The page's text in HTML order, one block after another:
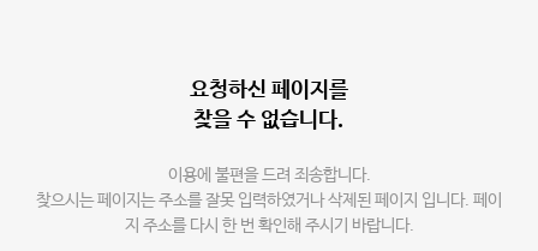
요청하신 페이지를
찾을 수 없습니다.
이용에 불편을 드려 죄송합니다.
찾으시는 페이지는 주소를 잘못 입력하였거나 삭제된 페이지 입니다. 페이
지 주소를 다시 한 번 확인해 주시기 바랍니다.